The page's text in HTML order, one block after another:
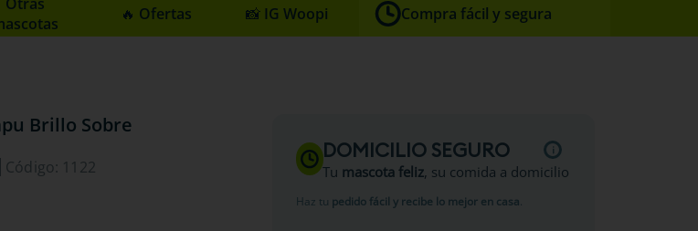
🔥 Ofertas 📸 IG Woopi Compra fácil y segura
Brillo Sobre
Código: 1122
DOMICILIO SEGURO
Tu mascota feliz, su comida a domicilio
Haz tu pedido fácil y recibe lo mejor en casa